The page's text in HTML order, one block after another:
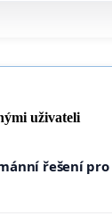
uživateli
řešení